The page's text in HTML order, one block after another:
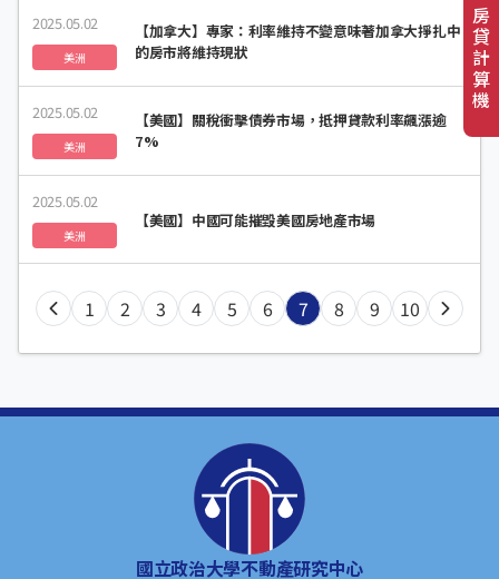
2025.05.02
美洲
【加拿大】專家：利率維持不變意味著加拿大掙扎中
的房市將維持現狀
2025.05.02
美洲
【美國】關稅衝擊債券市場，抵押貸款利率飆漲逾
7%
2025.05.02
美洲
【美國】中國可能摧毀美國房地產市場
1 2 3 4 5 6 7 8 9 10
國立政治大學不動產研究中心
房
貸
計
算
機